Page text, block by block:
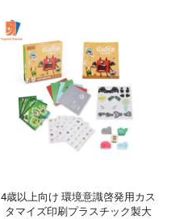
4歳以上向け 環境意識啓発用カス
タマイズ印刷プラスチック製大